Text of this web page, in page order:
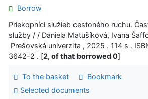
Borrow
Priekopníci služieb cestoného ruchu.
služby / / Daniela Matušíková, Ivana
Prešovská univerzita , 2025 . 114 s .
3642-2 . [2, of that borrowed 0]
To the basket
Bookmark
Selected documents